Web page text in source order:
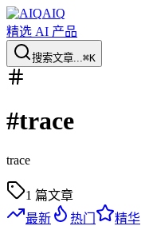
AIQ
精选 AI 产品
搜索文章...⌘K
#trace
trace
1 篇文章
最新
热门
精华